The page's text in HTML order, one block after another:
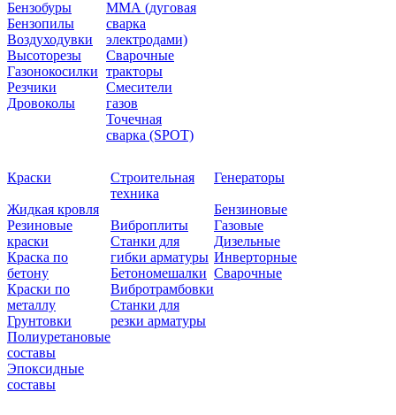
Бензобуры
Бензопилы
Воздуходувки
Высоторезы
Газонокосилки
Резчики
Дровоколы
ММА (дуговая
сварка
электродами)
Сварочные
тракторы
Смесители
газов
Точечная
сварка (SPOT)
Краски
Жидкая кровля
Резиновые
краски
Краска по
бетону
Краски по
металлу
Грунтовки
Полиуретановые
составы
Эпоксидные
составы
Строительная
техника
Виброплиты
Станки для
гибки арматуры
Бетономешалки
Вибротрамбовки
Станки для
резки арматуры
Генераторы
Бензиновые
Газовые
Дизельные
Инверторные
Сварочные